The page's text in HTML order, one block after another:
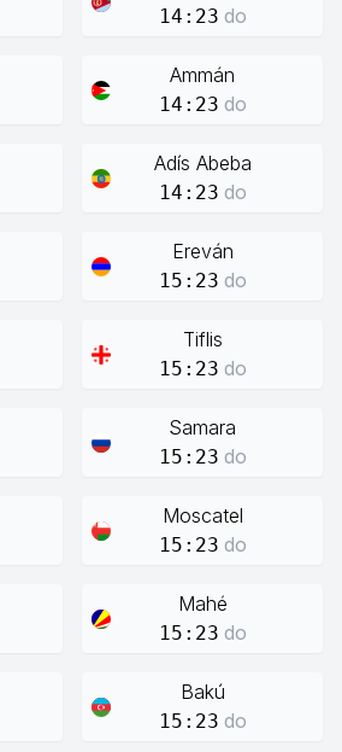
14:23 do
Ammán
14:23 do
Adís Abeba
14:23 do
Ereván
15:23 do
Tiflis
15:23 do
Samara
15:23 do
Moscatel
15:23 do
Mahé
15:23 do
Bakú
15:23 do